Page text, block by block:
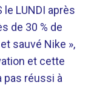
LUNDI après
de 30 % de
sauvé Nike »,
et cette
pas réussi à